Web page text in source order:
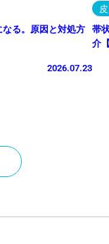
る。原因と対処方
2026.07.23
帯
介